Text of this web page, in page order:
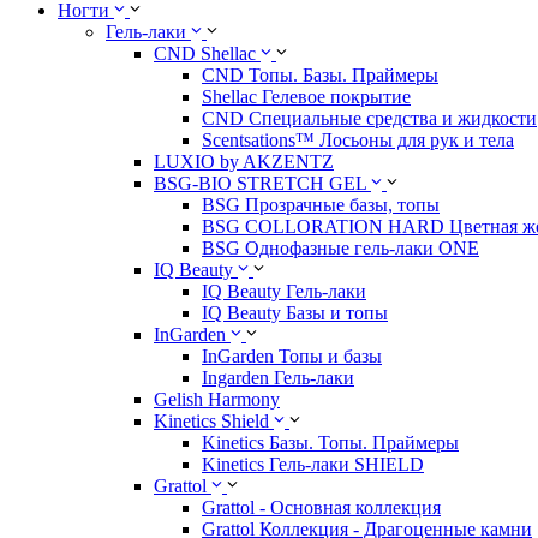
Ногти
Гель-лаки
CND Shellac
CND Топы. Базы. Праймеры
Shellac Гелевое покрытие
CND Специальные средства и жидкости
Scentsations™ Лосьоны для рук и тела
LUXIO by AKZENTZ
BSG-BIO STRETCH GEL
BSG Прозрачные базы, топы
BSG COLLORATION HARD Цветная
BSG Однофазные гель-лаки ONE
IQ Beauty
IQ Beauty Гель-лаки
IQ Beauty Базы и топы
InGarden
InGarden Топы и базы
Ingarden Гель-лаки
Gelish Harmony
Kinetics Shield
Kinetics Базы. Топы. Праймеры
Kinetics Гель-лаки SHIELD
Grattol
Grattol - Oснoвнaя коллекция
Grattol Коллекция - Драгоценные камни